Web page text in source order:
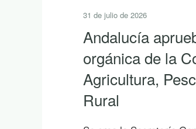
31 de julio de 2026
Andalucía
orgánica de la
Agricultura,
Rural